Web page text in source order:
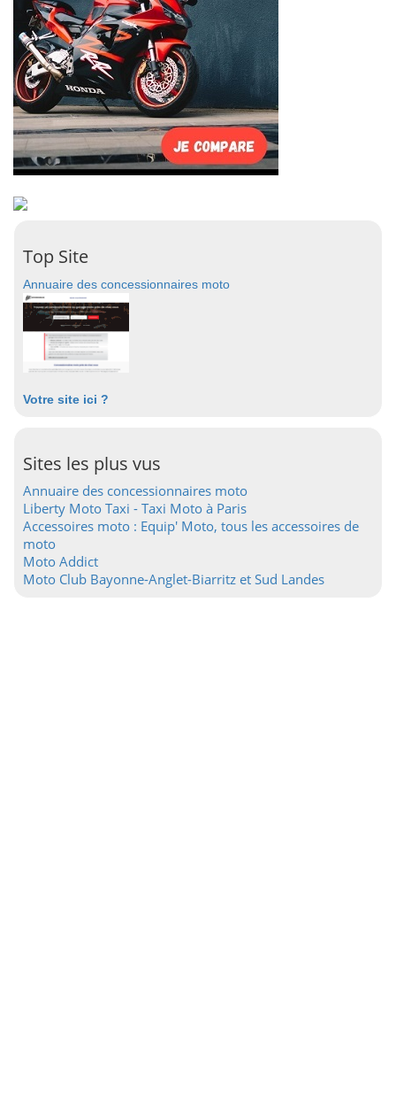
Top Site
Annuaire des concessionnaires moto
Votre site ici ?
Sites les plus vus
Annuaire des concessionnaires moto
Liberty Moto Taxi - Taxi Moto à Paris
Accessoires moto : Equip' Moto, tous les accessoires de
moto
Moto Addict
Moto Club Bayonne-Anglet-Biarritz et Sud Landes